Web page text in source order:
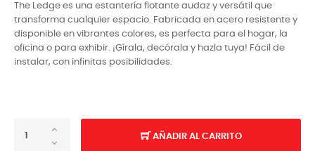
The Ledge es una estantería flotante audaz y versátil que
transforma cualquier espacio. Fabricada en acero resistente y
disponible en vibrantes colores, es perfecta para el hogar, la
oficina o para exhibir. ¡Gírala, decórala y hazla tuya! Fácil de
instalar, con infinitas posibilidades.
AÑADIR AL CARRITO